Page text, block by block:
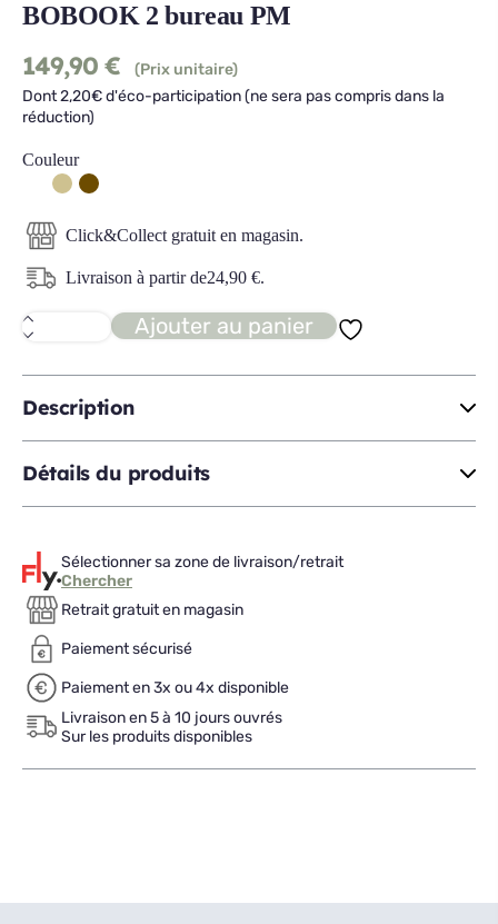
BOBOOK 2 bureau PM
149,90 €
(Prix unitaire)
Dont 2,20€ d'éco-participation (ne sera pas compris dans la
réduction)
Couleur
Click&Collect gratuit en magasin.
Livraison à partir de24,90 €.
quantité
de
2
bureau
PM
Ajouter au panier
Description
Détails du produits
Sélectionner sa zone de livraison/retrait
Chercher
Retrait gratuit en magasin
Paiement sécurisé
Paiement en 3x ou 4x disponible
Livraison en 5 à 10 jours ouvrés
Sur les produits disponibles